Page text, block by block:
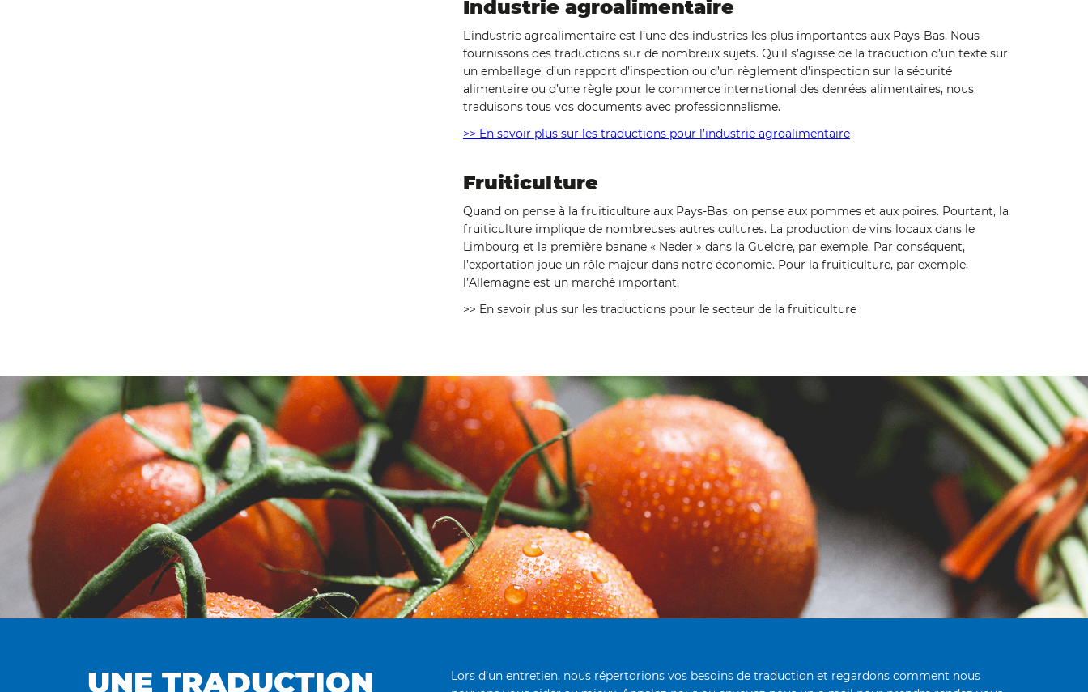
Industrie agroalimentaire
L’industrie agroalimentaire est l’une des industries les plus importantes aux Pays-Bas. Nous
fournissons des traductions sur de nombreux sujets. Qu’il s’agisse de la traduction d’un texte sur
un emballage, d’un rapport d’inspection ou d’un règlement d’inspection sur la sécurité
alimentaire ou d’une règle pour le commerce international des denrées alimentaires, nous
traduisons tous vos documents avec professionnalisme.
>> En savoir plus sur les traductions pour l’industrie agroalimentaire
Fruiticulture
Quand on pense à la fruiticulture aux Pays-Bas, on pense aux pommes et aux poires. Pourtant, la
fruiticulture implique de nombreuses autres cultures. La production de vins locaux dans le
Limbourg et la première banane « Neder » dans la Gueldre, par exemple. Par conséquent,
l’exportation joue un rôle majeur dans notre économie. Pour la fruiticulture, par exemple,
l’Allemagne est un marché important.
>> En savoir plus sur les traductions pour le secteur de la fruiticulture
UNE TRADUCTION
Lors d’un entretien, nous répertorions vos besoins de traduction et regardons comment nous